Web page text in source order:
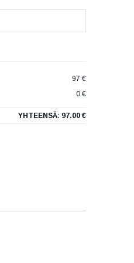
97 €
0 €
YHTEENSÄ: 97.00 €